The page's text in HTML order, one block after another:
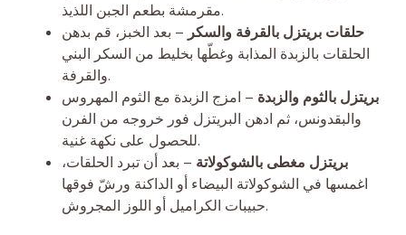
مقرمشة بطعم الجبن اللذيذ.
حلقات بريتزل بالقرفة والسكر – بعد الخبز، قم بدهن
الحلقات بالزبدة المذابة وغطّها بخليط من السكر البني
والقرفة.
بريتزل بالثوم والزبدة – امزج الزبدة مع الثوم المهروس
والبقدونس، ثم ادهن البريتزل فور خروجه من الفرن
للحصول على نكهة غنية.
بريتزل مغطى بالشوكولاتة – بعد أن تبرد الحلقات،
اغمسها في الشوكولاتة البيضاء أو الداكنة ورشّ فوقها
حبيبات الكراميل أو اللوز المجروش.